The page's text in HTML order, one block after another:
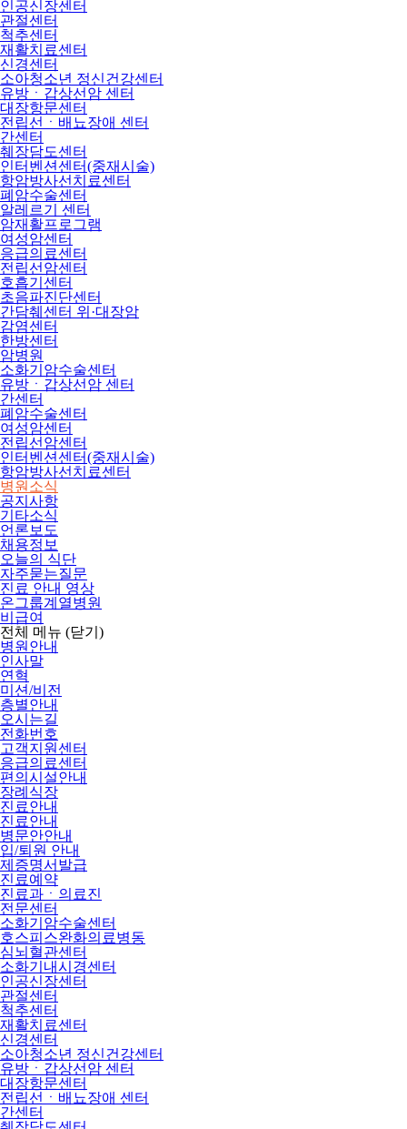
인공신장센터
관절센터
척추센터
재활치료센터
신경센터
소아청소년 정신건강센터
유방ㆍ갑상선암 센터
대장항문센터
전립선ㆍ배뇨장애 센터
간센터
췌장담도센터
인터벤션센터(중재시술)
항암방사선치료센터
폐암수술센터
알레르기 센터
암재활프로그램
여성암센터
응급의료센터
전립선암센터
호흡기센터
초음파진단센터
간담췌센터 위·대장암
감염센터
한방센터
암병원
소화기암수술센터
유방ㆍ갑상선암 센터
간센터
폐암수술센터
여성암센터
전립선암센터
인터벤션센터(중재시술)
항암방사선치료센터
병원소식
공지사항
기타소식
언론보도
채용정보
오늘의 식단
자주묻는질문
진료 안내 영상
온그룹계열병원
비급여
전체 메뉴 (닫기)
병원안내
인사말
연혁
미션/비전
층별안내
오시는길
전화번호
고객지원센터
응급의료센터
편의시설안내
장례식장
진료안내
진료안내
병문안안내
입/퇴원 안내
제증명서발급
진료예약
진료과ㆍ의료진
전문센터
소화기암수술센터
호스피스완화의료병동
심뇌혈관센터
소화기내시경센터
인공신장센터
관절센터
척추센터
재활치료센터
신경센터
소아청소년 정신건강센터
유방ㆍ갑상선암 센터
대장항문센터
전립선ㆍ배뇨장애 센터
간센터